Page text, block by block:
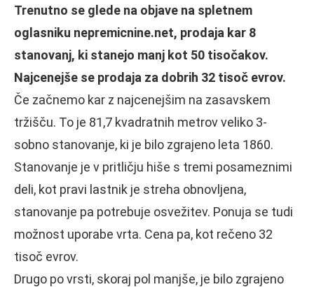
Trenutno se glede na objave na spletnem
oglasniku nepremicnine.net, prodaja kar 8
stanovanj, ki stanejo manj kot 50 tisočakov.
Najcenejše se prodaja za dobrih 32 tisoč evrov.
Če začnemo kar z najcenejšim na zasavskem
tržišču. To je 81,7 kvadratnih metrov veliko 3-
sobno stanovanje, ki je bilo zgrajeno leta 1860.
Stanovanje je v pritličju hiše s tremi posameznimi
deli, kot pravi lastnik je streha obnovljena,
stanovanje pa potrebuje osvežitev. Ponuja se tudi
možnost uporabe vrta. Cena pa, kot rečeno 32
tisoč evrov.
Drugo po vrsti, skoraj pol manjše, je bilo zgrajeno